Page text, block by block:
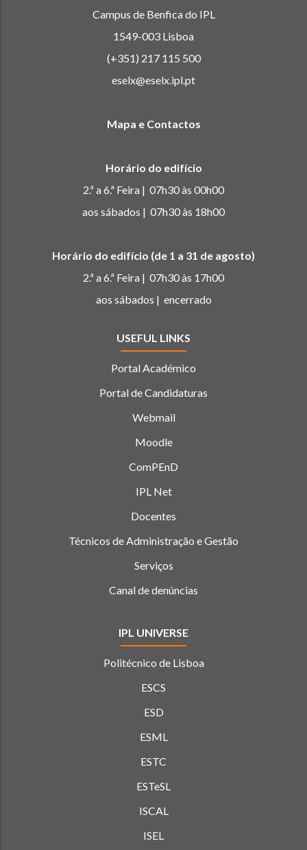
Campus de Benfica do IPL
1549-003 Lisboa
(+351) 217 115 500
eselx@eselx.ipl.pt
Mapa e Contactos
Horário do edifício
2.ª a 6.ª Feira | 07h30 às 00h00
aos sábados | 07h30 às 18h00
Horário do edifício (de 1 a 31 de agosto)
2.ª a 6.ª Feira | 07h30 às 17h00
aos sábados | encerrado
USEFUL LINKS
Portal Académico
Portal de Candidaturas
Webmail
Moodle
ComPEnD
IPL Net
Docentes
Técnicos de Administração e Gestão
Serviços
Canal de denúncias
IPL UNIVERSE
Politécnico de Lisboa
ESCS
ESD
ESML
ESTC
ESTeSL
ISCAL
ISEL